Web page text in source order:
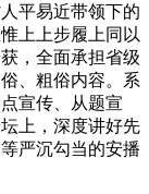
平易近带领下的
上上步履上同以
，全面承担省级
、粗俗内容。系
宣传、从题宣
上，深度讲好先
严沉勾当的安播